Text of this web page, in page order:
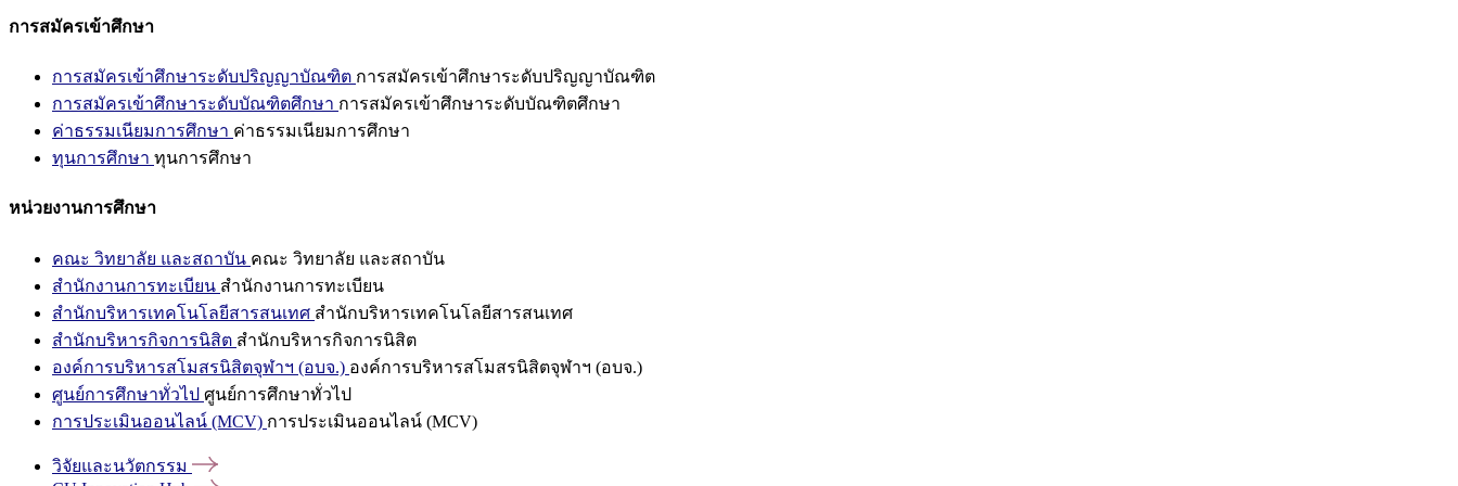
การสมัครเข้าศึกษา
การสมัครเข้าศึกษาระดับปริญญาบัณฑิต การสมัครเข้าศึกษาระดับปริญญาบัณฑิต
การสมัครเข้าศึกษาระดับบัณฑิตศึกษา การสมัครเข้าศึกษาระดับบัณฑิตศึกษา
ค่าธรรมเนียมการศึกษา ค่าธรรมเนียมการศึกษา
ทุนการศึกษา ทุนการศึกษา
หน่วยงานการศึกษา
คณะ วิทยาลัย และสถาบัน คณะ วิทยาลัย และสถาบัน
สำนักงานการทะเบียน สำนักงานการทะเบียน
สำนักบริหารเทคโนโลยีสารสนเทศ สำนักบริหารเทคโนโลยีสารสนเทศ
สำนักบริหารกิจการนิสิต สำนักบริหารกิจการนิสิต
องค์การบริหารสโมสรนิสิตจุฬาฯ (อบจ.) องค์การบริหารสโมสรนิสิตจุฬาฯ (อบจ.)
ศูนย์การศึกษาทั่วไป ศูนย์การศึกษาทั่วไป
การประเมินออนไลน์ (MCV) การประเมินออนไลน์ (MCV)
วิจัยและนวัตกรรม